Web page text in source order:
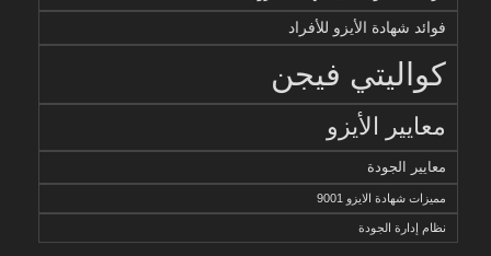
فوائد شهادة الأيزو للأفراد
كواليتي فيجن
معايير الأيزو
معايير الجودة
مميزات شهادة الايزو 9001
نظام إدارة الجودة